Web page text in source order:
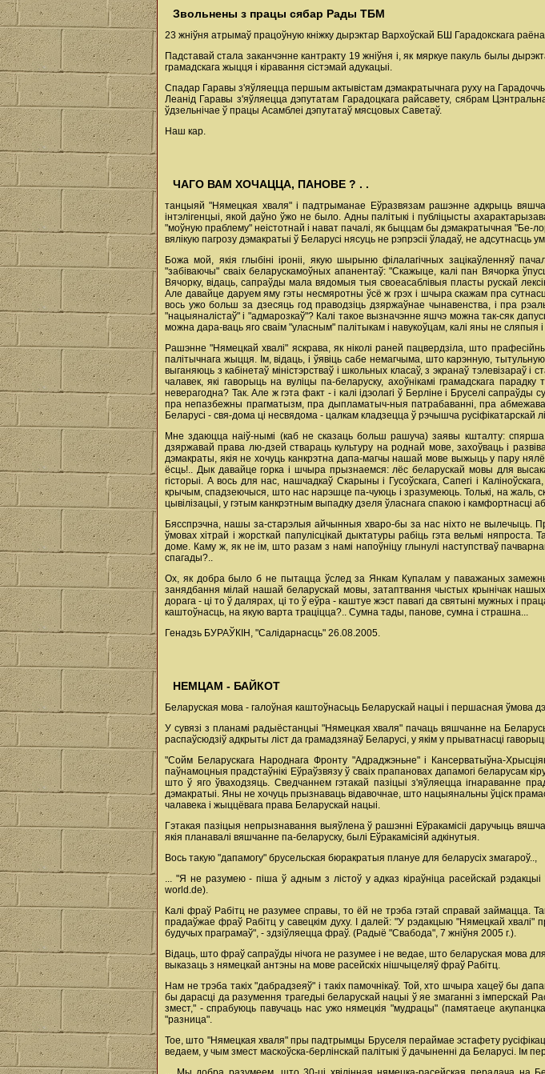
Звольнены з працы сябар Рады ТБМ
23 жніўня атрымаў працоўную кніжку дырэктар Вархоўскай БШ Гарадокскага
Падставай стала заканчэнне кантракту 19 жніўня і, як мяркуе пакуль былы
грамадскага жыцця і кіравання сістэмай адукацыі.
Спадар Гаравы з'яўляецца першым актывістам дэмакратычнага руху на
Леанід Гаравы з'яўляецца дэпутатам Гарадоцкага райсавету, сябрам
ўдзельнічае ў працы Асамблеі дэпутатаў мясцовых Саветаў.
Наш кар.
ЧАГО ВАМ ХОЧАЦЦА, ПАНОВЕ ? . .
танцыяй "Нямецкая хваля" і падтрыманае Еўразвязам рашэнне адкрыць
інтэлігенцыі, якой даўно ўжо не было. Адны палітыкі і публіцысты
"моўную праблему" неістотнай і нават пачалі, як быццам бы дэмакратычная "Бе-
вялікую пагрозу дэмакратыі ў Беларусі нясуць не рэпрэсіі ўладаў, не
Божа мой, якія глыбіні іроніі, якую шырыню філалагічных зацікаўленняў
"забіваючы" сваіх беларускамоўных апанентаў: "Скажыце, калі пан Вячорка
Вячорку, відаць, сапраўды мала вядомыя тыя своеасаблівыя пласты рускай
Але давайце даруем яму гэты несмяротны ўсё ж грэх і шчыра скажам пра
вось ужо больш за дзесяць год праводзіць дзяржаўнае чынавенства, і пра
"нацыяналістаў" і "адмарозкаў"? Калі такое вызначэнне яшчэ можна так-сяк
можна дара-ваць яго сваім "уласным" палітыкам і навукоўцам, калі яны не сляпыя і
Рашэнне "Нямецкай хвалі" яскрава, як ніколі раней пацвердзіла, што
палітычнага жыцця. Ім, відаць, і ўявіць сабе немагчыма, што карэнную,
выганяюць з кабінетаў міністэрстваў і школьных класаў, з экранаў тэлевізараў і
чалавек, які гаворыць на вуліцы па-беларуску, ахоўнікамі грамадскага
неверагодна? Так. Але ж гэта факт - і калі ідэолагі ў Берліне і Бруселі
пра непазбежны прагматызм, пра дыпламатыч-ныя патрабаванні, пра
Беларусі - свя-дома ці несвядома - цалкам кладзецца ў рэчышча русіфікатарскай
Мне здаюцца наіў-нымі (каб не сказаць больш рашуча) заявы кшталту:
дзяржавай права лю-дзей ствараць культуру на роднай мове, захоўваць і
дэмакраты, якія не хочуць канкрэтна дапа-магчы нашай мове выжыць у пару
ёсць!.. Дык давайце горка і шчыра прызнаемся: лёс беларускай мовы для
гісторыі. А вось для нас, нашчадкаў Скарыны і Гусоўскага, Сапегі і
крычым, спадзеючыся, што нас нарэшце па-чуюць і зразумеюць. Толькі, на жаль,
цывілізацыі, у гэтым канкрэтным выпадку дзеля ўласнага спакою і камфортнасці
Бясспрэчна, нашы за-старэлыя айчынныя хваро-бы за нас ніхто не
ўмовах хітрай і жорсткай папулісцікай дыктатуры рабіць гэта вельмі
доме. Каму ж, як не ім, што разам з намі напоўніцу глынулі наступстваў
спагады?..
Ох, як добра было б не пытацца ўслед за Янкам Купалам у паважаных
занядбання мілай нашай беларускай мовы, затаптвання чыстых крынічак
дорага - ці то ў далярах, ці то ў еўра - каштуе жэст павагі да святыні мужных і
каштоўнасць, на якую варта траціцца?.. Сумна тады, панове, сумна і страшна...
Генадзь БУРАЎКІН, "Салідарнасць" 26.08.2005.
НЕМЦАМ - БАЙКОТ
Беларуская мова - галоўная каштоўнасьць Беларускай нацыі і першасная ўмова
У сувязі з планамі радыёстанцыі "Нямецкая хваля" пачаць вяшчанне на
распаўсюдзіў адкрыты ліст да грамадзянаў Беларусі, у якім у прыватнасці
"Сойм Беларускага Народнага Фронту "Адраджэньне" і Кансерватыўна-
паўнамоцныя прадстаўнікі Еўраўзвязу ў сваіх прапановах дапамогі беларусам
што ў яго ўваходзяць. Сведчаннем гэтакай пазіцыі з'яўляецца ігнараванне
дэмакратыі. Яны не хочуць прызнаваць відавочнае, што нацыянальны ўціск
чалавека і жыццёвага права Беларускай нацыі.
Гэтакая пазіцыя непрызнавання выяўлена ў рашэнні Еўракамісіі даручыць
якія планавалі вяшчанне па-беларуску, былі Еўракамісіяй адкінутыя.
Вось такую "дапамогу" брусельская бюракратыя плануе для беларусіх змагароў..,
... "Я не разумею - піша ў адным з лістоў у адказ кіраўніца расейскай
world.de).
Калі фраў Рабітц не разумее справы, то ёй не трэба гэтай справай займацца.
прадаўжае фраў Рабітц у савецкім духу. І далей: "У рэдакцыю "Нямецкай
будучых праграмаў", - здзіўляецца фраў. (Радыё "Свабода", 7 жніўня 2005 г.).
Відаць, што фраў сапраўды нічога не разумее і не ведае, што беларуская мова
выказаць з нямецкай антэны на мове расейскіх нішчыцеляў фраў Рабітц.
Нам не трэба такіх "дабрадзеяў" і такіх памочнікаў. Той, хто шчыра хацеў бы
бы дарасці да разумення трагедыі беларускай нацыі ў яе змаганні з імперскай
змест," - спрабуюць павучаць нас ужо нямецкія "мудрацы" (памятаеце
"разница".
Тое, што "Нямецкая хваля" пры падтрымцы Бруселя пераймае эстафету
ведаем, у чым змест маскоўска-берлінскай палітыкі ў дачыненні да Беларусі. Ім